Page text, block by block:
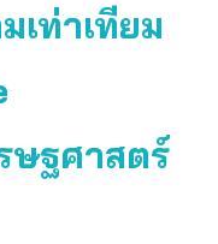
เท่าเทียม
ษฐศาสตร์